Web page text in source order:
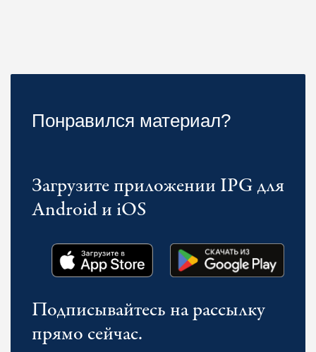
Понравился материал?
Загрузите приложении IPG для
Android и iOS
Подписывайтесь на рассылку
прямо сейчас.